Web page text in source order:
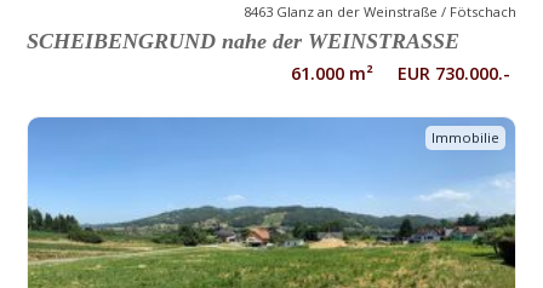
8463 Glanz an der Weinstraße / Fötschach
SCHEIBENGRUND nahe der WEINSTRASSE
61.000 m² EUR 730.000.-
Immobilie